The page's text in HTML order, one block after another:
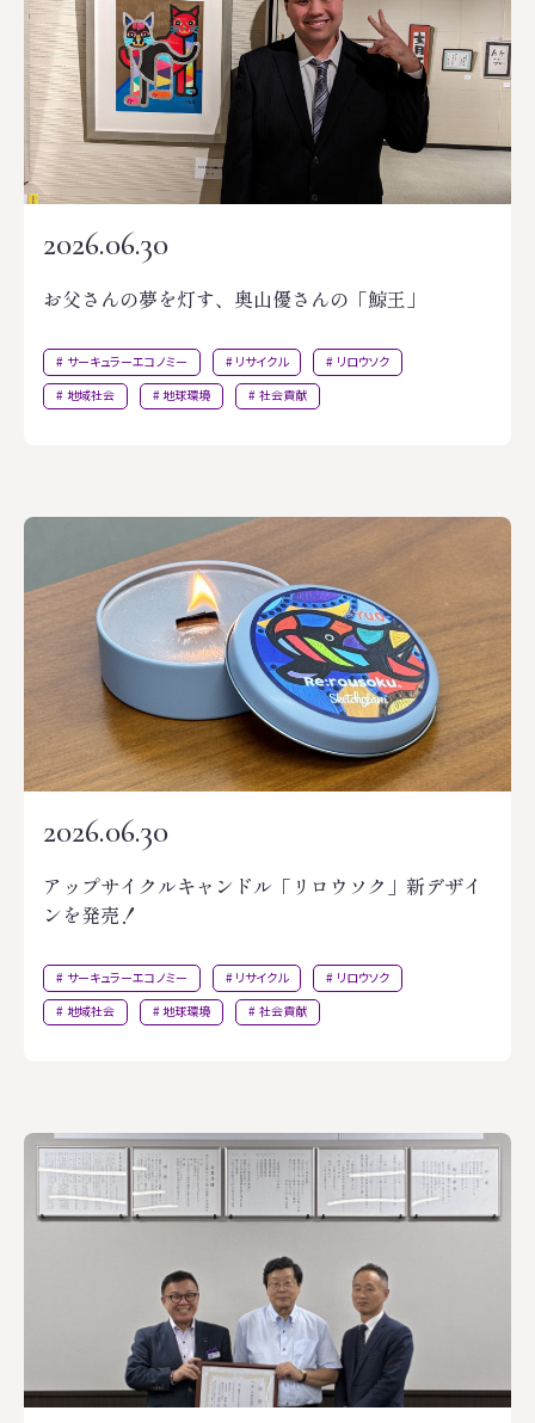
2026.06.30
お父さんの夢を灯す、奥山優さんの「鯨王」
サーキュラーエコノミー リサイクル
リロウソク
地域社会
地球環境 社会貢献
2026.06.30
アップサイクルキャンドル「リロウソク」新デザイ
ンを発売！
サーキュラーエコノミー リサイクル
リロウソク
地域社会
地球環境 社会貢献